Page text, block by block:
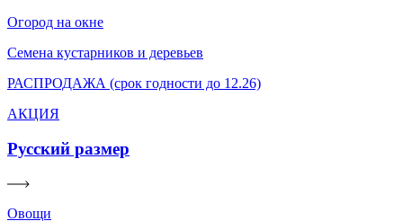
Огород на окне
Семена кустарников и деревьев
РАСПРОДАЖА (срок годности до 12.26)
АКЦИЯ
Русский размер
Овощи